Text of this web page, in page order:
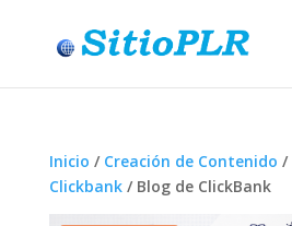
Inicio / Creación de Contenido /
Clickbank/ Blog de ClickBank